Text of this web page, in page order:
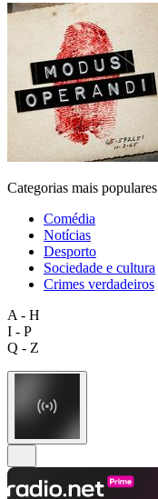
Categorias mais populares
Comédia
Notícias
Desporto
Sociedade e cultura
Crimes verdadeiros
A - H
I - P
Q - Z